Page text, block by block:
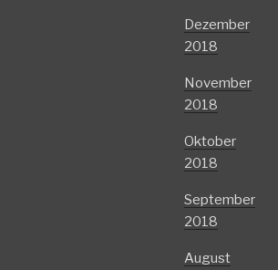
Dezember
2018
November
2018
Oktober
2018
September
2018
August